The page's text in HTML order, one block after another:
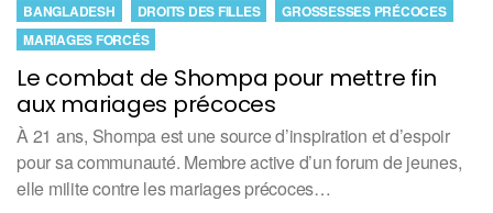
Le combat de Shompa pour mettre fin
aux mariages précoces
BANGLADESH DROITS DES FILLES
GROSSESSES PRÉCOCES
MARIAGES FORCÉS
À 21 ans, Shompa est une source d’inspiration et d’espoir
pour sa communauté. Membre active d’un forum de jeunes,
elle milite contre les mariages précoces…